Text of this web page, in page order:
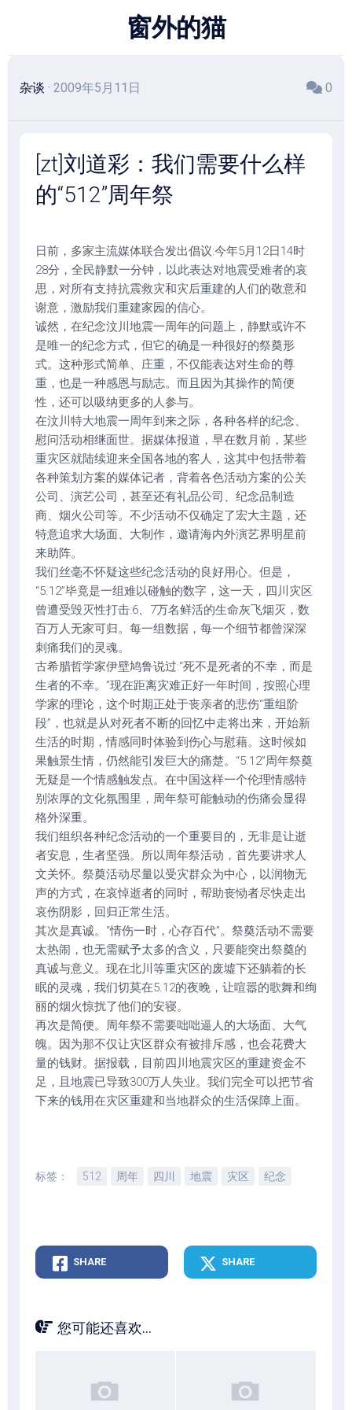
窗外的猫
杂谈 · 2009年5月11日 0
[zt]刘道彩：我们需要什么样
的“512”周年祭
日前，多家主流媒体联合发出倡议:今年5月12日14时
28分，全民静默一分钟，以此表达对地震受难者的哀
思，对所有支持抗震救灾和灾后重建的人们的敬意和
谢意，激励我们重建家园的信心。
诚然，在纪念汶川地震一周年的问题上，静默或许不
是唯一的纪念方式，但它的确是一种很好的祭奠形
式。这种形式简单、庄重，不仅能表达对生命的尊
重，也是一种感恩与励志。而且因为其操作的简便
性，还可以吸纳更多的人参与。
在汶川特大地震一周年到来之际，各种各样的纪念、
慰问活动相继面世。据媒体报道，早在数月前，某些
重灾区就陆续迎来全国各地的客人，这其中包括带着
各种策划方案的媒体记者，背着各色活动方案的公关
公司、演艺公司，甚至还有礼品公司、纪念品制造
商、烟火公司等。不少活动不仅确定了宏大主题，还
特意追求大场面、大制作，邀请海内外演艺界明星前
来助阵。
我们丝毫不怀疑这些纪念活动的良好用心。但是，
“5.12”毕竟是一组难以碰触的数字，这一天，四川灾区
曾遭受毁灭性打击:6、7万名鲜活的生命灰飞烟灭，数
百万人无家可归。每一组数据，每一个细节都曾深深
刺痛我们的灵魂。
古希腊哲学家伊壁鸠鲁说过:“死不是死者的不幸，而是
生者的不幸。”现在距离灾难正好一年时间，按照心理
学家的理论，这个时期正处于丧亲者的悲伤“重组阶
段”，也就是从对死者不断的回忆中走将出来，开始新
生活的时期，情感同时体验到伤心与慰藉。这时候如
果触景生情，仍然能引发巨大的痛楚。“5.12”周年祭奠
无疑是一个情感触发点。在中国这样一个伦理情感特
别浓厚的文化氛围里，周年祭可能触动的伤痛会显得
格外深重。
我们组织各种纪念活动的一个重要目的，无非是让逝
者安息，生者坚强。所以周年祭活动，首先要讲求人
文关怀。祭奠活动尽量以受灾群众为中心，以润物无
声的方式，在哀悼逝者的同时，帮助丧恸者尽快走出
哀伤阴影，回归正常生活。
其次是真诚。“情伤一时，心存百代”。祭奠活动不需要
太热闹，也无需赋予太多的含义，只要能突出祭奠的
真诚与意义。现在北川等重灾区的废墟下还躺着的长
眠的灵魂，我们切莫在5.12的夜晚，让喧嚣的歌舞和绚
丽的烟火惊扰了他们的安寝。
再次是简便。周年祭不需要咄咄逼人的大场面、大气
魄。因为那不仅让灾区群众有被排斥感，也会花费大
量的钱财。据报载，目前四川地震灾区的重建资金不
足，且地震已导致300万人失业。我们完全可以把节省
下来的钱用在灾区重建和当地群众的生活保障上面。
标签： 512 周年 四川 地震 灾区 纪念
SHARE SHARE
您可能还喜欢...